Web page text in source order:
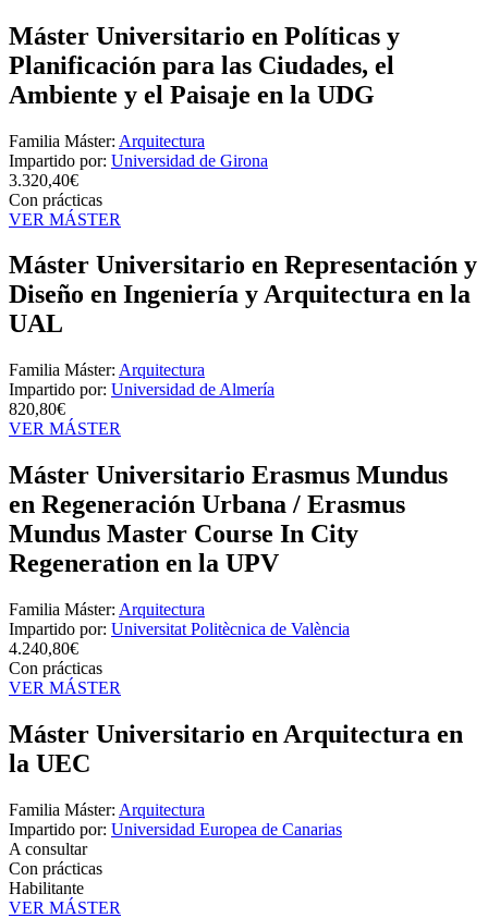
Máster Universitario en Políticas y
Planificación para las Ciudades, el
Ambiente y el Paisaje en la UDG
Familia Máster: Arquitectura
Impartido por: Universidad de Girona
3.320,40€
Con prácticas
VER MÁSTER
Máster Universitario en Representación y
Diseño en Ingeniería y Arquitectura en la
UAL
Familia Máster: Arquitectura
Impartido por: Universidad de Almería
820,80€
VER MÁSTER
Máster Universitario Erasmus Mundus
en Regeneración Urbana / Erasmus
Mundus Master Course In City
Regeneration en la UPV
Familia Máster: Arquitectura
Impartido por: Universitat Politècnica de València
4.240,80€
Con prácticas
VER MÁSTER
Máster Universitario en Arquitectura en
la UEC
Familia Máster: Arquitectura
Impartido por: Universidad Europea de Canarias
A consultar
Con prácticas
Habilitante
VER MÁSTER